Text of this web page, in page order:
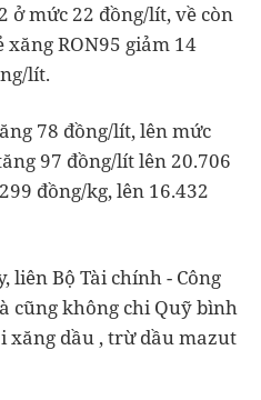
ở mức 22 đồng/lít, về còn
RON95 giảm 14
lít.
78 đồng/lít, lên mức
97 đồng/lít lên 20.706
đồng/kg, lên 16.432
liên Bộ Tài chính - Công
cũng không chi Quỹ bình
xăng dầu , trừ dầu mazut